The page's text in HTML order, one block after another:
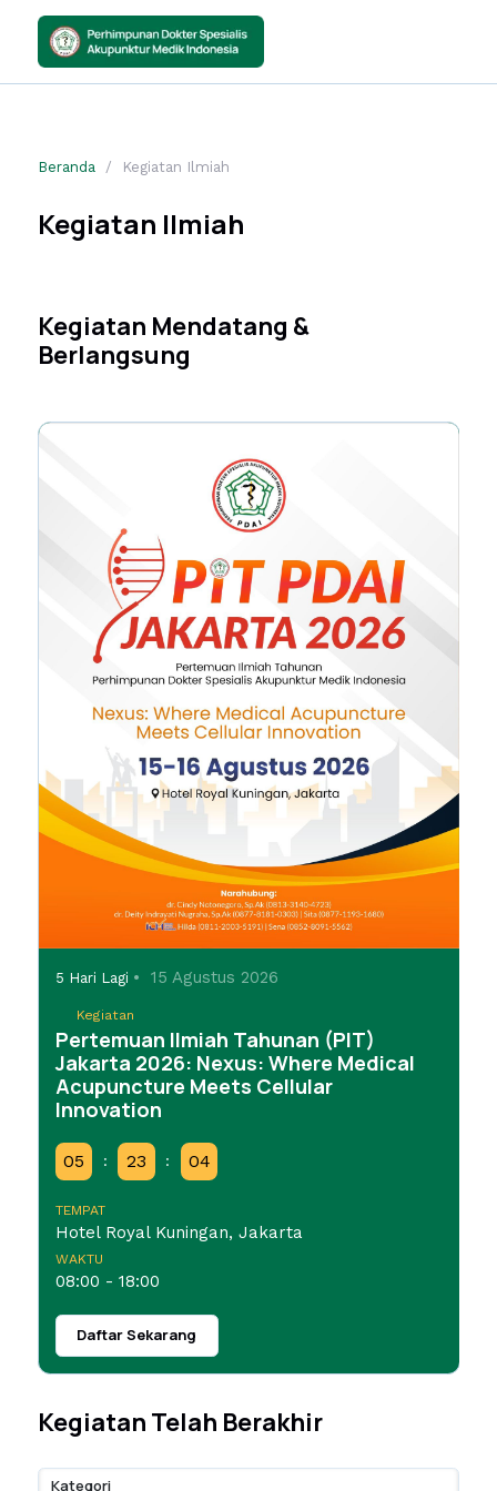
Beranda Kegiatan Ilmiah
Kegiatan Ilmiah
Kegiatan Mendatang &
Berlangsung
5 Hari Lagi • 15 Agustus 2026
Kegiatan
Pertemuan Ilmiah Tahunan (PIT)
Jakarta 2026: Nexus: Where Medical
Acupuncture Meets Cellular
Innovation
05 : 23 : 04
TEMPAT
Hotel Royal Kuningan, Jakarta
WAKTU
08:00 - 18:00
Daftar Sekarang
Kegiatan Telah Berakhir